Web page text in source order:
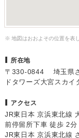
※ 地図はおおよその位置を表
所在地
〒330-0844 埼玉県さ
ドタワーズ大宮スカイ
アクセス
JR東日本 京浜東北線
前停留所下車 徒歩 2分
JR東日本 京浜東北線